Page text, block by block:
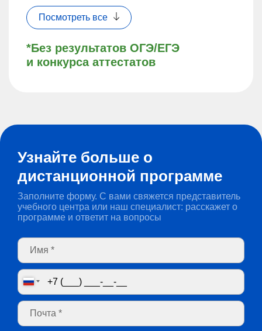
*Без результатов ОГЭ/ЕГЭ
и конкурса аттестатов
Посмотреть все
Узнайте больше о
дистанционной программе
Заполните форму. С вами свяжется представитель
учебного центра или наш специалист: расскажет о
программе и ответит на вопросы